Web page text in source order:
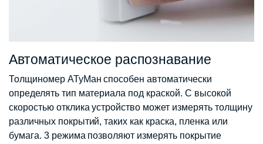
Автоматическое распознавание
Толщиномер АТуМан способен автоматически
определять тип материала под краской. С высокой
скоростью отклика устройство может измерять толщину
различных покрытий, таких как краска, пленка или
бумага. 3 режима позволяют измерять покрытие